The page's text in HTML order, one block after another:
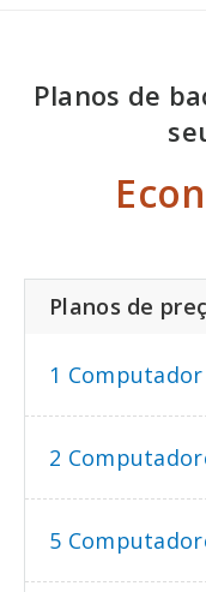
Planos de
Planos de
1 Computador
2
5